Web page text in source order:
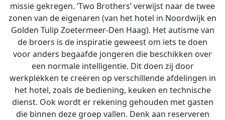
missie gekregen. ‘Two Brothers’ verwijst naar de twee
zonen van de eigenaren (van het hotel in Noordwijk en
Golden Tulip Zoetermeer-Den Haag). Het autisme van
de broers is de inspiratie geweest om iets te doen
voor anders begaafde jongeren die beschikken over
een normale intelligentie. Dit doen zij door
werkplekken te creëren op verschillende afdelingen in
het hotel, zoals de bediening, keuken en technische
dienst. Ook wordt er rekening gehouden met gasten
die binnen deze groep vallen. Denk aan reserveren